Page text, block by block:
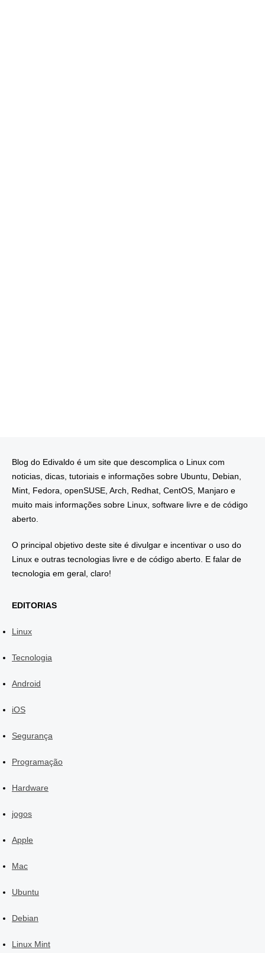
Blog do Edivaldo é um site que descomplica o Linux com
noticias, dicas, tutoriais e informações sobre Ubuntu, Debian,
Mint, Fedora, openSUSE, Arch, Redhat, CentOS, Manjaro e
muito mais informações sobre Linux, software livre e de código
aberto.
O principal objetivo deste site é divulgar e incentivar o uso do
Linux e outras tecnologias livre e de código aberto. E falar de
tecnologia em geral, claro!
EDITORIAS
Linux
Tecnologia
Android
iOS
Segurança
Programação
Hardware
jogos
Apple
Mac
Ubuntu
Debian
Linux Mint